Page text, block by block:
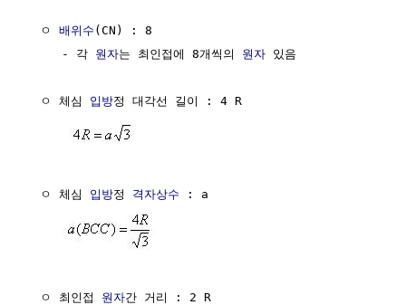
  ㅇ
배위수 (CN) : 8
     - 각
원자는 최인접에 8개씩의 원자 있음
  ㅇ 체심
입방정 대각선 길이 : 4 R
  ㅇ 체심
입방정 격자상수 : a
  ㅇ 최인접
원자간 거리 : 2 R